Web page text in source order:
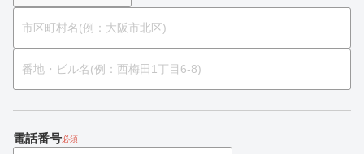
電話番号必須